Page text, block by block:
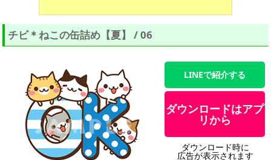
チビ＊ねこの缶詰め【夏】 / 06
LINEで紹介する
ダウンロードはアプ
リから
ダウンロード時に
広告が表示されます